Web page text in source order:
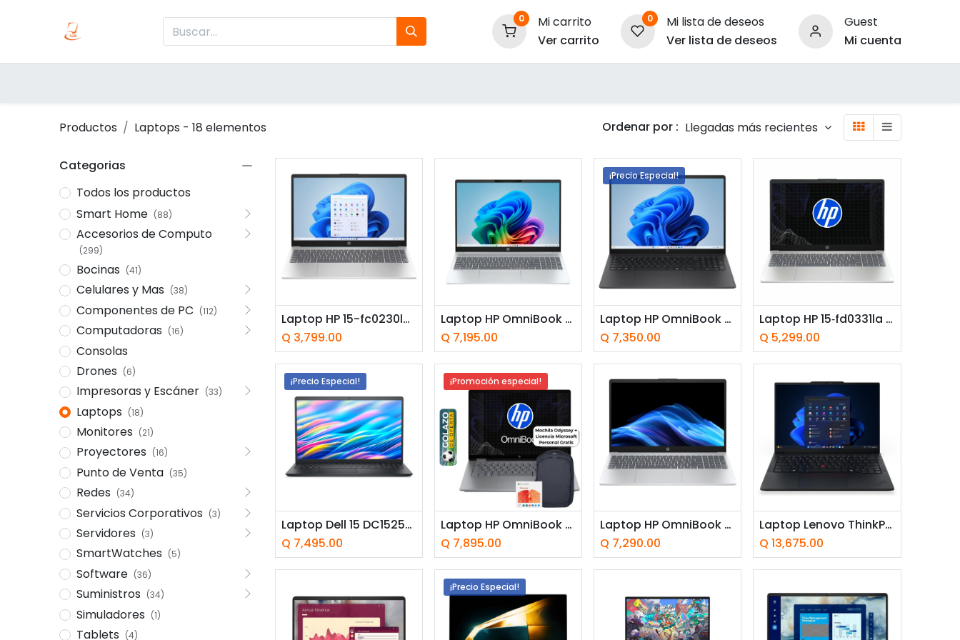
0
Mi carrito
Ver carrito
0
Mi lista de deseos
Ver lista de deseos
Guest
Mi cuenta
Productos Laptops - 18 elementos Ordenar por : Llegadas más recientes
Categorias
Todos los productos
Smart Home (88)
Accesorios de Computo
(299)
Bocinas (41)
Celulares y Mas (38)
Componentes de PC (112)
Computadoras (16)
Consolas
Drones (6)
Impresoras y Escáner (33)
Laptops (18)
Monitores (21)
Proyectores (16)
Punto de Venta (35)
Redes (34)
Servicios Corporativos (3)
Servidores (3)
SmartWatches (5)
Software (36)
Suministros (34)
Simuladores (1)
Tablets (4)
Añadir a la cestaLaptop HP 15-fc0230la 15.6" AMD Ryzen 3 7320U 8GB RAM 512GB SSD AMD Radeon W11 Home Azul Teclado Español
Q 3,799.00
Añadir a la cesta Laptop HP OmniBook 5 16-ag1051la 16" AMD Ryzen AI 5 340 16GB RAM 512GB SSD AMD Radeon 800M W11 Home Plateada Teclado Español
Q 7,195.00
¡Precio Especial!
Añadir a la cesta Laptop HP OmniBook 3 16-bu0150wm 16" Intel Core Ultra 5 225U 8GB RAM 512GB SSD Intel Graphics W11 Home Mica Silver Teclado Inglés
Q 7,350.00
Añadir a la cesta Laptop HP 15‑fd0331la 15.6" Intel Core 3 100U 8GB RAM 512GB SSD Intel UHD W11 Home Plata Teclado Español
Q 5,299.00
¡Precio Especial!
Añadir a la cestaLaptop Dell 15 DC15250 15.6" Intel Core i7-1355U 16GB RAM 512GB SSD Intel Graphics W11 Home Negro carbón Teclado Inglés
Q 7,495.00
¡Promoción especial!
Añadir a la cesta Laptop HP OmniBook 5 14-fp0054la 14" Touchscreen Intel Core i5-1334U 16GB RAM 512GB SSD Intel Iris X W11 Home Plateada Teclado Español
Q 7,895.00
Añadir a la cesta Laptop HP OmniBook 3 15-fn0051la 15.6" AMD Ryzen AI 5 340 16GB RAM 512GB SSD AMD Radeon W11 Home Plateada Teclado Español
Q 7,290.00
Añadir a la cesta Laptop Lenovo ThinkPad E14 Gen 7 14" Intel Core Ultra 5 225H 16GB RAM 512GB SSD Intel Arc 130T W11 Pro Negro Teclado Español
Q13,675.00
¡Precio Especial!